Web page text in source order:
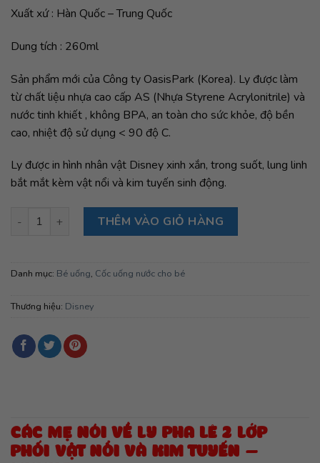
Xuất xứ : Hàn Quốc – Trung Quốc
Dung tích : 260ml
Sản phẩm mới của Công ty OasisPark (Korea). Ly được làm
từ chất liệu nhựa cao cấp AS (Nhựa Styrene Acrylonitrile) và
nước tinh khiết , không BPA, an toàn cho sức khỏe, độ bền
cao, nhiệt độ sử dụng < 90 độ C.
Ly được in hình nhân vật Disney xinh xắn, trong suốt, lung linh
bắt mắt kèm vật nổi và kim tuyến sinh động.
Ly pha lê 2 lớp phối vật nổi và kim tuyến - Minnie số lượng
THÊM VÀO GIỎ HÀNG
Danh mục: Bé uống, Cốc uống nước cho bé
Thương hiệu: Disney
CÁC MẸ NÓI VỀ LY PHA LÊ 2 LỚP
PHỐI VẬT NỔI VÀ KIM TUYẾN –